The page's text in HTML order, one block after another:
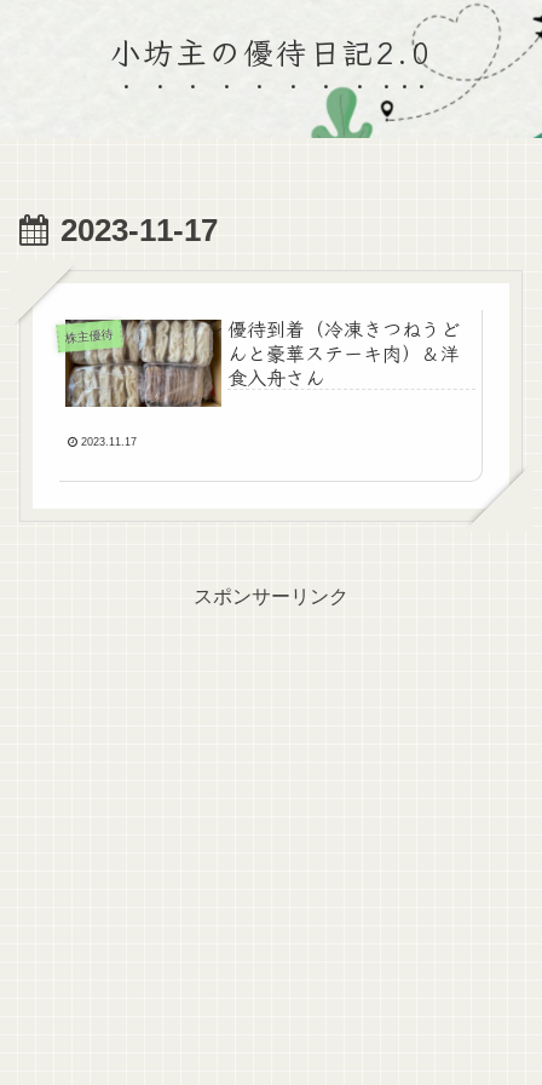
小坊主の優待日記2.0
2023-11-17
株主優待
優待到着（冷凍きつねうど
んと豪華ステーキ肉）＆洋
食入舟さん
2023.11.17
スポンサーリンク